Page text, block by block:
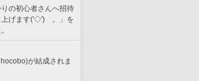
りの初心者さんへ招待
上げます('◇')ゞ。」を
が結成されま